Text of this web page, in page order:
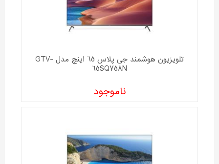
تلویزیون هوشمند جی پلاس 65 اینچ مدل GTV-
65SQ758N
ناموجود